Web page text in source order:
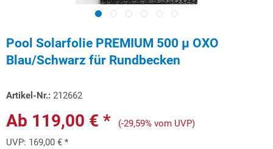
Pool Solarfolie PREMIUM 500 µ OXO
Blau/Schwarz für Rundbecken
Artikel-Nr.: 212662
Ab 119,00 € *
(-29,59% vom UVP)
UVP: 169,00 € *